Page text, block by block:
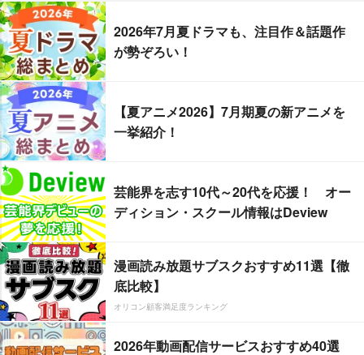
2026年7月夏ドラマも、注目作＆話題作
が勢ぞろい！
【夏アニメ2026】7月期夏の新アニメを
一挙紹介！
芸能界を志す10代～20代を応援！ オー
ディション・スクール情報はDeview
漫画読み放題サブスクおすすめ11選【徹
底比較】
オリコン顧客満足度ランキング
2026年動画配信サービスおすすめ40選